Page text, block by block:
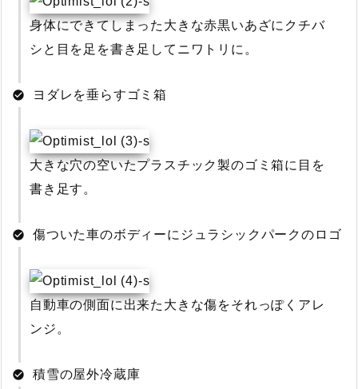
身体にできてしまった大きな赤黒いあざにクチバ
シと目を足を書き足してニワトリに。
ヨダレを垂らすゴミ箱
大きな穴の空いたプラスチック製のゴミ箱に目を
書き足す。
傷ついた車のボディーにジュラシックパークのロゴ
自動車の側面に出来た大きな傷をそれっぽくアレ
ンジ。
積雪の屋外冷蔵庫